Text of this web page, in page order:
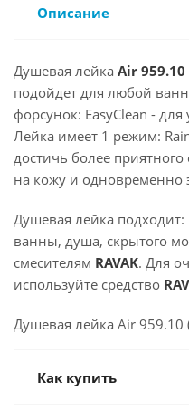
Описание
Душевая лейка Air 959.10
подойдет для любой
форсунок: EasyClean -
Лейка имеет 1 режим:
достичь более
на кожу и одновременно
Душевая лейка подходит:
ванны, душа, скрытого
смесителям RAVAK. Для
используйте средство
Душевая лейка Air 959.10
Как купить